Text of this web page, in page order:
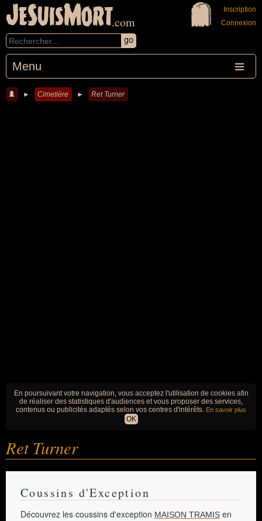
JeSuisMort.com
Menu
Inscription
Connexion
► Cimetière ► Ret Turner
En poursuivant votre navigation, vous acceptez l'utilisation de cookies afin
de réaliser des statistiques d'audiences et vous proposer des services,
contenus ou publicités adaptés selon vos centres d'intérêts. En savoir plus
OK
Ret Turner
Coussins d'Exception
Découvrez les coussins d'exception MAISON TRAMIS en